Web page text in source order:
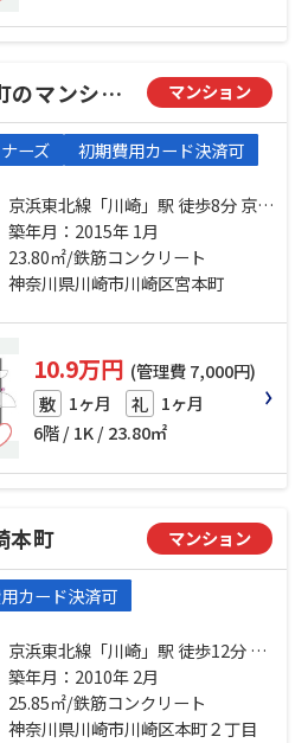
川崎市川崎区宮本町のマンション マンション
ーズ 初期費用カード決済可
京浜東北線「川崎」駅 徒歩8分 京急
本線「京急川崎」駅 徒歩5分 京急大
師線「港町」駅 徒歩13分
築年月：2015年 1月
23.80㎡/鉄筋コンクリート
神奈川県川崎市川崎区宮本町
10.9万円 (管理費 7,000円)
敷 1ヶ月 礼 1ヶ月
6階 / 1K / 23.80㎡
本町 マンション
カード決済可
京浜東北線「川崎」駅 徒歩12分 京
急本線「京急川崎」駅 徒歩9分 京急
大師線「港町」駅 徒歩8分
築年月：2010年 2月
25.85㎡/鉄筋コンクリート
神奈川県川崎市川崎区本町２丁目